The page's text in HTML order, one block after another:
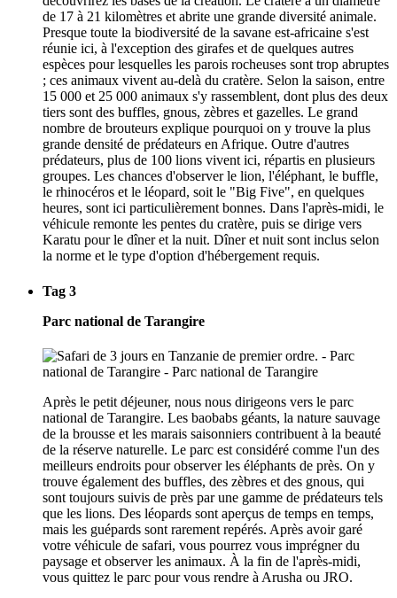
de 17 à 21 kilomètres et abrite une grande diversité animale.
Presque toute la biodiversité de la savane est-africaine s'est
réunie ici, à l'exception des girafes et de quelques autres
espèces pour lesquelles les parois rocheuses sont trop abruptes
; ces animaux vivent au-delà du cratère. Selon la saison, entre
15 000 et 25 000 animaux s'y rassemblent, dont plus des deux
tiers sont des buffles, gnous, zèbres et gazelles. Le grand
nombre de brouteurs explique pourquoi on y trouve la plus
grande densité de prédateurs en Afrique. Outre d'autres
prédateurs, plus de 100 lions vivent ici, répartis en plusieurs
groupes. Les chances d'observer le lion, l'éléphant, le buffle,
le rhinocéros et le léopard, soit le "Big Five", en quelques
heures, sont ici particulièrement bonnes. Dans l'après-midi, le
véhicule remonte les pentes du cratère, puis se dirige vers
Karatu pour le dîner et la nuit. Dîner et nuit sont inclus selon
la norme et le type d'option d'hébergement requis.
Tag 3
Parc national de Tarangire
Après le petit déjeuner, nous nous dirigeons vers le parc
national de Tarangire. Les baobabs géants, la nature sauvage
de la brousse et les marais saisonniers contribuent à la beauté
de la réserve naturelle. Le parc est considéré comme l'un des
meilleurs endroits pour observer les éléphants de près. On y
trouve également des buffles, des zèbres et des gnous, qui
sont toujours suivis de près par une gamme de prédateurs tels
que les lions. Des léopards sont aperçus de temps en temps,
mais les guépards sont rarement repérés. Après avoir garé
votre véhicule de safari, vous pourrez vous imprégner du
paysage et observer les animaux. À la fin de l'après-midi,
vous quittez le parc pour vous rendre à Arusha ou JRO.